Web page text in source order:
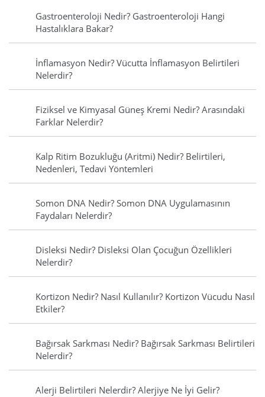
Gastroenteroloji Nedir? Gastroenteroloji Hangi
Hastalıklara Bakar?
İnflamasyon Nedir? Vücutta İnflamasyon Belirtileri
Nelerdir?
Fiziksel ve Kimyasal Güneş Kremi Nedir? Arasındaki
Farklar Nelerdir?
Kalp Ritim Bozukluğu (Aritmi) Nedir? Belirtileri,
Nedenleri, Tedavi Yöntemleri
Somon DNA Nedir? Somon DNA Uygulamasının
Faydaları Nelerdir?
Disleksi Nedir? Disleksi Olan Çocuğun Özellikleri
Nelerdir?
Kortizon Nedir? Nasıl Kullanılır? Kortizon Vücudu Nasıl
Etkiler?
Bağırsak Sarkması Nedir? Bağırsak Sarkması Belirtileri
Nelerdir?
Alerji Belirtileri Nelerdir? Alerjiye Ne İyi Gelir?